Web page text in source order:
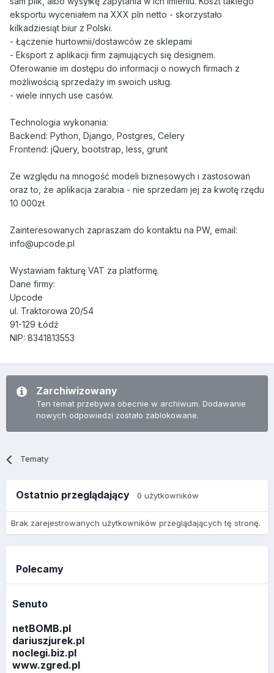
eksportu wyceniałem na XXX pln netto - skorzystało
kilkadziesiąt biur z Polski.
- Łączenie hurtownii/dostawców ze sklepami
- Eksport z aplikacji firm zajmujących się designem.
Oferowanie im dostępu do informacji o nowych firmach z
możliwością sprzedaży im swoich usług.
- wiele innych use casów.
Technologia wykonania:
Backend: Python, Django, Postgres, Celery
Frontend: jQuery, bootstrap, less, grunt
Ze względu na mnogość modeli biznesowych i zastosowań
oraz to, że aplikacja zarabia - nie sprzedam jej za kwotę rzędu
10 000zł.
Zainteresowanych zapraszam do kontaktu na PW, email:
info@upcode.pl
Wystawiam fakturę VAT za platformę.
Dane firmy:
Upcode
ul. Traktorowa 20/54
91-129 Łódź
NIP: 8341813553
Zarchiwizowany
Ten temat przebywa obecnie w archiwum. Dodawanie
nowych odpowiedzi zostało zablokowane.
Tematy
Ostatnio przeglądający 0 użytkowników
Brak zarejestrowanych użytkowników przeglądających tę stronę.
Polecamy
Senuto
netBOMB.pl
dariuszjurek.pl
noclegi.biz.pl
www.zgred.pl